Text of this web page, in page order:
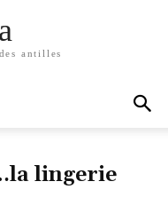
antilles
lingerie